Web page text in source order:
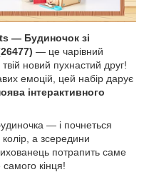
— Будиночок зі
— це чарівний
новий пухнастий друг!
емоцій, цей набір дарує
інтерактивного
— і почнеться
а зсередини
потрапить саме
кінця!